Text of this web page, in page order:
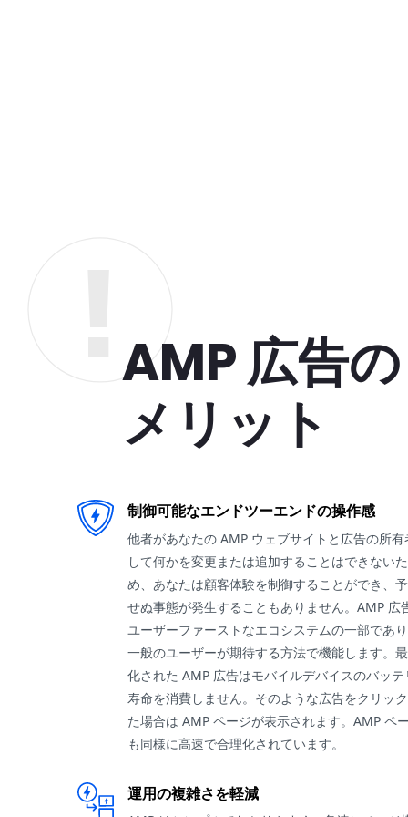
AMP 広告の
メリット
制御可能なエンドツーエンドの操作感
他者があなたの AMP ウェブサイトと広告の所有
して何かを変更または追加することはできないた
め、あなたは顧客体験を制御することができ、
せぬ事態が発生することもありません。AMP 広
ユーザーファーストなエコシステムの一部であ
一般のユーザーが期待する方法で機能します。
化された AMP 広告はモバイルデバイスのバッテ
寿命を消費しません。そのような広告をクリッ
た場合は AMP ページが表示されます。AMP ペ
も同様に高速で合理化されています。
運用の複雑さを軽減